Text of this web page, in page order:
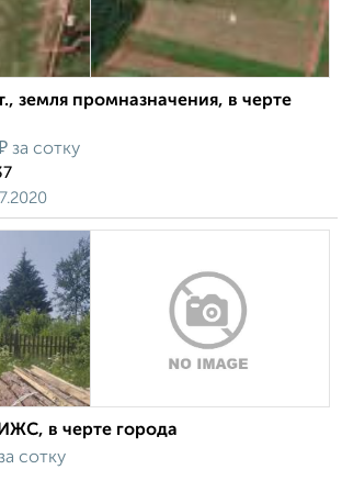
земля промназначения, в черте
за сотку
в черте города
сотку